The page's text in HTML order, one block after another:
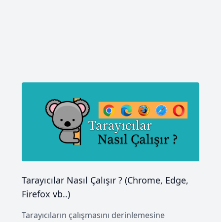
Tarayıcılar Nasıl Çalışır ? (Chrome, Edge,
Firefox vb..)
Tarayıcıların çalışmasını derinlemesine